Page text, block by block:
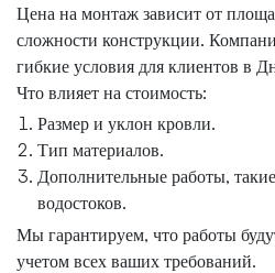
Цена на монтаж зависит от
сложности конструкции.
гибкие условия для клиентов в
Что влияет на стоимость:
Размер и уклон кровли.
Тип материалов.
Дополнительные работы,
водостоков.
Мы гарантируем, что работы
учетом всех ваших требований.